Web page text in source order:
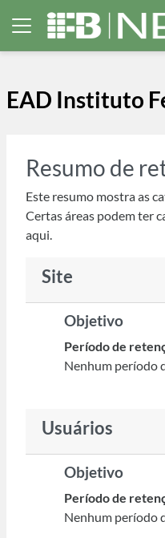
Ir para o conteúdo principal
Painel lateral
EAD Instituto
Resumo de
Este resumo mostra as
Certas áreas podem ter
aqui.
Site
Objetivo
Período de
Nenhum período
Usuários
Objetivo
Período de
Nenhum período